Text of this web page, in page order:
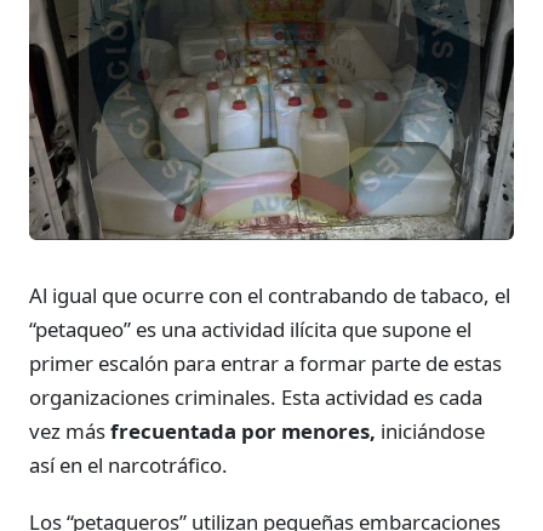
Al igual que ocurre con el contrabando de tabaco, el
“petaqueo” es una actividad ilícita que supone el
primer escalón para entrar a formar parte de estas
organizaciones criminales. Esta actividad es cada
vez másfrecuentada por menores, iniciándose
así en el narcotráfico.
Los “petaqueros” utilizan pequeñas embarcaciones